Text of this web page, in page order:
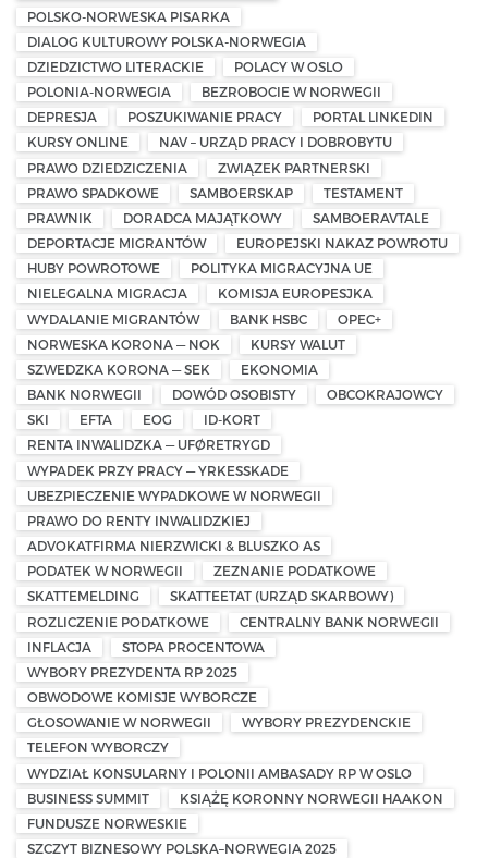
POLSKO-NORWESKA PISARKA
DIALOG KULTUROWY POLSKA-NORWEGIA
DZIEDZICTWO LITERACKIE
POLACY W OSLO
POLONIA-NORWEGIA
BEZROBOCIE W NORWEGII
DEPRESJA
POSZUKIWANIE PRACY
PORTAL LINKEDIN
KURSY ONLINE
NAV – URZĄD PRACY I DOBROBYTU
PRAWO DZIEDZICZENIA
ZWIĄZEK PARTNERSKI
PRAWO SPADKOWE
SAMBOERSKAP
TESTAMENT
PRAWNIK
DORADCA MAJĄTKOWY
SAMBOERAVTALE
DEPORTACJE MIGRANTÓW
EUROPEJSKI NAKAZ POWROTU
HUBY POWROTOWE
POLITYKA MIGRACYJNA UE
NIELEGALNA MIGRACJA
KOMISJA EUROPESJKA
WYDALANIE MIGRANTÓW
BANK HSBC
OPEC+
NORWESKA KORONA — NOK
KURSY WALUT
SZWEDZKA KORONA — SEK
EKONOMIA
BANK NORWEGII
DOWÓD OSOBISTY
OBCOKRAJOWCY
SKI
EFTA EOG
ID-KORT
RENTA INWALIDZKA — UFØRETRYGD
WYPADEK PRZY PRACY — YRKESSKADE
UBEZPIECZENIE WYPADKOWE W NORWEGII
PRAWO DO RENTY INWALIDZKIEJ
ADVOKATFIRMA NIERZWICKI & BLUSZKO AS
PODATEK W NORWEGII
ZEZNANIE PODATKOWE
SKATTEMELDING
SKATTEETAT (URZĄD SKARBOWY)
ROZLICZENIE PODATKOWE
CENTRALNY BANK NORWEGII
INFLACJA
STOPA PROCENTOWA
WYBORY PREZYDENTA RP 2025
OBWODOWE KOMISJE WYBORCZE
GŁOSOWANIE W NORWEGII
WYBORY PREZYDENCKIE
TELEFON WYBORCZY
WYDZIAŁ KONSULARNY I POLONII AMBASADY RP W OSLO
BUSINESS SUMMIT
KSIĄŻĘ KORONNY NORWEGII HAAKON
FUNDUSZE NORWESKIE
SZCZYT BIZNESOWY POLSKA–NORWEGIA 2025